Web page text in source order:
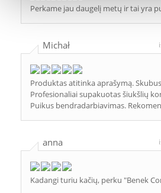
Perkame jau daugelį metų ir tai yra
Michał
Produktas atitinka aprašymą.
Profesionaliai supakuotas šiukšlių
Puikus bendradarbiavimas.
anna
Kadangi turiu kačių, perku "Benek